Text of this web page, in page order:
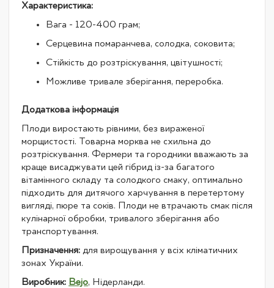
Характеристика:
Вага - 120-400 грам;
Серцевина помаранчева, солодка, соковита;
Стійкість до розтріскування, цвітушності;
Можливе тривале зберігання, переробка.
Додаткова інформація
Плоди виростають рівними, без вираженої
морщистості. Товарна морква не схильна до
розтріскування. Фермери та городники вважають за
краще висаджувати цей гібрид із-за багатого
вітамінного складу та солодкого смаку, оптимально
підходить для дитячого харчування в перетертому
вигляді, пюре та соків. Плоди не втрачають смак після
кулінарної обробки, тривалого зберігання або
транспортування.
Призначення: для вирощування у всіх кліматичних
зонах України.
Виробник: Bejo, Нідерланди.